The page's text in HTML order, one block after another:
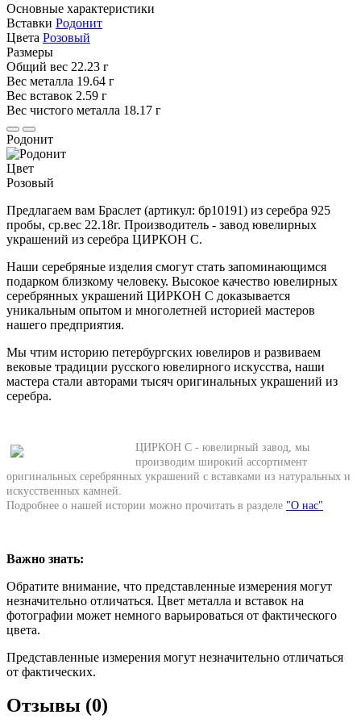
Основные характеристики
Вставки Родонит
Цвета Розовый
Размеры
Общий вес 22.23 г
Вес металла 19.64 г
Вес вставок 2.59 г
Вес чистого металла 18.17 г
Родонит
Цвет
Розовый
Предлагаем вам Браслет (артикул: бр10191) из серебра 925
пробы, ср.вес 22.18г. Производитель - завод ювелирных
украшений из серебра ЦИРКОН С.
Наши серебряные изделия смогут стать запоминающимся
подарком близкому человеку. Высокое качество ювелирных
серебрянных украшений ЦИРКОН С доказывается
уникальным опытом и многолетней историей мастеров
нашего предприятия.
Мы чтим историю петербургских ювелиров и развиваем
вековые традиции русского ювелирного искусства, наши
мастера стали авторами тысяч оригинальных украшений из
серебра.
ЦИРКОН С - ювелирный завод, мы
производим широкий ассортимент
оригинальных серебрянных украшений с вставками из натуральных и
искусственных камней.
Подробнее о нашей истории можно прочитать в разделе "О нас"
Важно знать:
Обратите внимание, что представленные измерения могут
незначительно отличаться. Цвет металла и вставок на
фотографии может немного варьироваться от фактического
цвета.
Представленные измерения могут незначительно отличаться
от фактических.
Отзывы (0)